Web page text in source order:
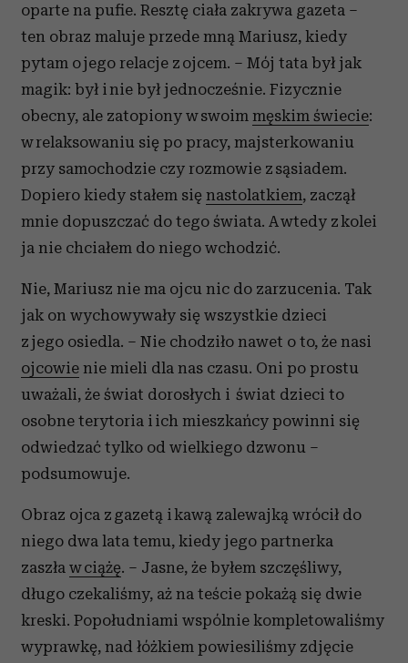
oparte na pufie. Resztę ciała zakrywa gazeta –
ten obraz maluje przede mną Mariusz, kiedy
pytam o jego relacje z ojcem. – Mój tata był jak
magik: był i nie był jednocześnie. Fizycznie
obecny, ale zatopiony w swoim męskim świecie:
w relaksowaniu się po pracy, majsterkowaniu
przy samochodzie czy rozmowie z sąsiadem.
Dopiero kiedy stałem się nastolatkiem, zaczął
mnie dopuszczać do tego świata. A wtedy z kolei
ja nie chciałem do niego wchodzić.
Nie, Mariusz nie ma ojcu nic do zarzucenia. Tak
jak on wychowywały się wszystkie dzieci
z jego osiedla. – Nie chodziło nawet o to, że nasi
ojcowie nie mieli dla nas czasu. Oni po prostu
uważali, że świat dorosłych i świat dzieci to
osobne terytoria i ich mieszkańcy powinni się
odwiedzać tylko od wielkiego dzwonu –
podsumowuje.
Obraz ojca z gazetą i kawą zalewajką wrócił do
niego dwa lata temu, kiedy jego partnerka
zaszła w ciążę. – Jasne, że byłem szczęśliwy,
długo czekaliśmy, aż na teście pokażą się dwie
kreski. Popołudniami wspólnie kompletowaliśmy
wyprawkę, nad łóżkiem powiesiliśmy zdjęcie